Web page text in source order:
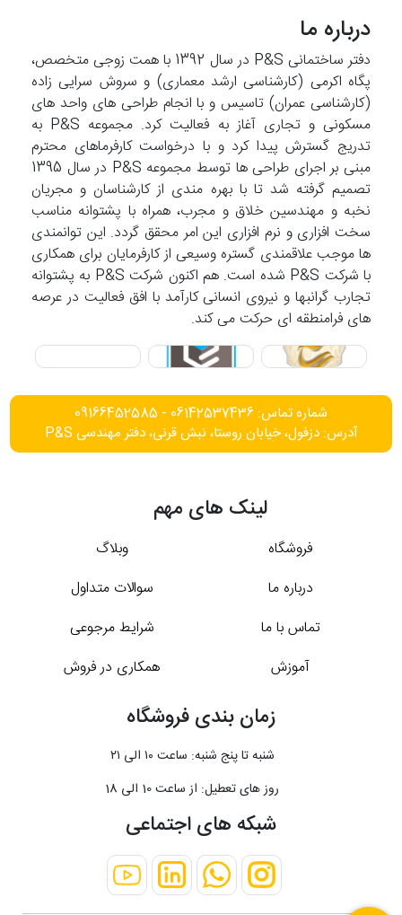
درباره ما
دفتر ساختمانی P&S در سال 1392 با همت زوجی متخصص،
پگاه اکرمی (کارشناسی ارشد معماری) و سروش سرایی زاده
(کارشناسی عمران) تاسیس و با انجام طراحی های واحد های
مسکونی و تجاری آغاز به فعالیت کرد. مجموعه P&S به
تدریج گسترش پیدا کرد و با درخواست کارفرماهای محترم
مبنی بر اجرای طراحی ها توسط مجموعه P&S در سال 1395
تصمیم گرفته شد تا با بهره مندی از کارشناسان و مجریان
نخبه و مهندسین خلاق و مجرب، همراه با پشتوانه مناسب
سخت افزاری و نرم افزاری این امر محقق گردد. این توانمندی
ها موجب علاقمندی گستره وسیعی از کارفرمایان برای همکاری
با شرکت P&S شده است. هم اکنون شرکت P&S به پشتوانه
تجارب گرانبها و نیروی انسانی کارآمد با افق فعالیت در عرصه
های فرامنطقه ای حرکت می کند.
شماره تماس: 06142537436 - 09166452585
آدرس: دزفول، خیابان روستا، نبش قرنی، دفتر مهندسی P&S
لینک های مهم
فروشگاه
وبلاگ
درباره ما
سوالات متداول
تماس با ما
شرایط مرجوعی
آموزش
همکاری در فروش
زمان بندی فروشگاه
شنبه تا پنج شنبه: ساعت ۱۰ الی ۲۱
روز های تعطیل: از ساعت 10 الی 18
شبکه های اجتماعی